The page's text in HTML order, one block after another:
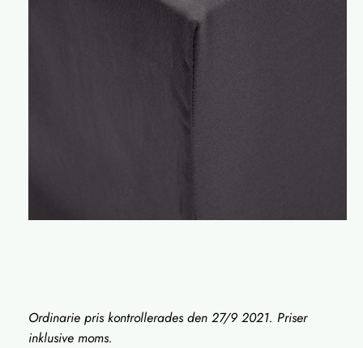
Ordinarie pris kontrollerades den 27/9 2021. Priser
inklusive moms.